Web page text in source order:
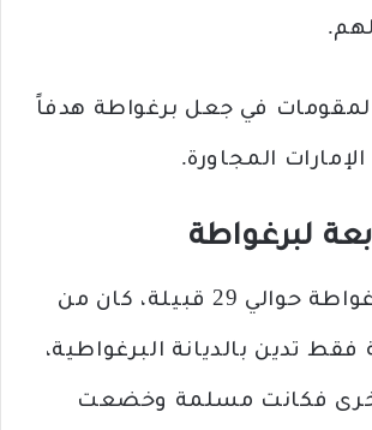
في جعل برغواطة هدفاً
المجاورة.
لبرغواطة
ضمت إمارة برغواطة حوالي 29 قبيلة، كان من
قبيلة فقط تدين بالديانة البرغواطية،
فكانت مسلمة وخضعت